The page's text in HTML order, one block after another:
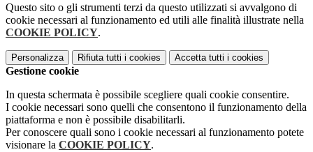
Questo sito o gli strumenti terzi da questo utilizzati si avvalgono di
cookie necessari al funzionamento ed utili alle finalità illustrate nella
COOKIE POLICY.
Personalizza Rifiuta tutti i cookies Accetta tutti i cookies
Gestione cookie
In questa schermata è possibile scegliere quali cookie consentire.
I cookie necessari sono quelli che consentono il funzionamento della
piattaforma e non è possibile disabilitarli.
Per conoscere quali sono i cookie necessari al funzionamento potete
visionare la COOKIE POLICY.